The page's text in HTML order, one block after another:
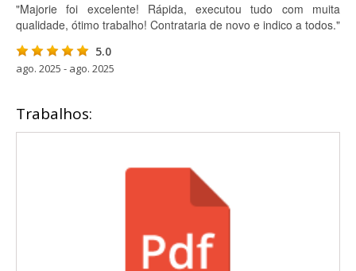
"Majorie foi excelente! Rápida, executou tudo com muita
qualidade, ótimo trabalho! Contrataria de novo e indico a todos."
5.0
ago. 2025 - ago. 2025
Trabalhos: